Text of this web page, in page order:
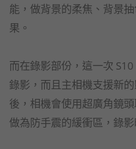
能，做背景的柔焦、背景
果。
而在錄影部份，這一次
錄影，而且主相機支援新
後，相機會使用超廣角鏡
做為防手震的緩衝區，錄